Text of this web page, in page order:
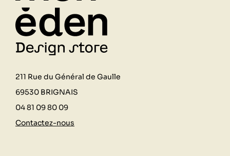
211 Rue du Général de Gaulle
69530 BRIGNAIS
04 81 09 80 09
Contactez-nous